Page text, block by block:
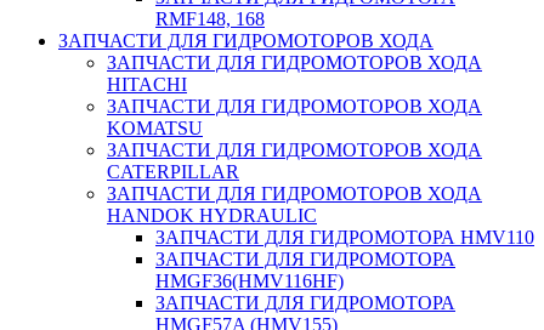
RMF148, 168
ЗАПЧАСТИ ДЛЯ ГИДРОМОТОРОВ ХОДА
ЗАПЧАСТИ ДЛЯ ГИДРОМОТОРОВ ХОДА
HITACHI
ЗАПЧАСТИ ДЛЯ ГИДРОМОТОРОВ ХОДА
KOMATSU
ЗАПЧАСТИ ДЛЯ ГИДРОМОТОРОВ ХОДА
CATERPILLAR
ЗАПЧАСТИ ДЛЯ ГИДРОМОТОРОВ ХОДА
HANDOK HYDRAULIC
ЗАПЧАСТИ ДЛЯ ГИДРОМОТОРА HMV110
ЗАПЧАСТИ ДЛЯ ГИДРОМОТОРА
HMGF36(HMV116HF)
ЗАПЧАСТИ ДЛЯ ГИДРОМОТОРА
HMGF57A (HMV155)